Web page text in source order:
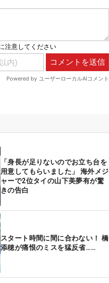
「身長が足りないのでお立ち台を
用意してもらいました」 海外メジ
ャーで2位タイの山下美夢有が驚
きの告白
スタート時間に間に合わない！ 橋
添穂が痛恨のミスを猛反省……